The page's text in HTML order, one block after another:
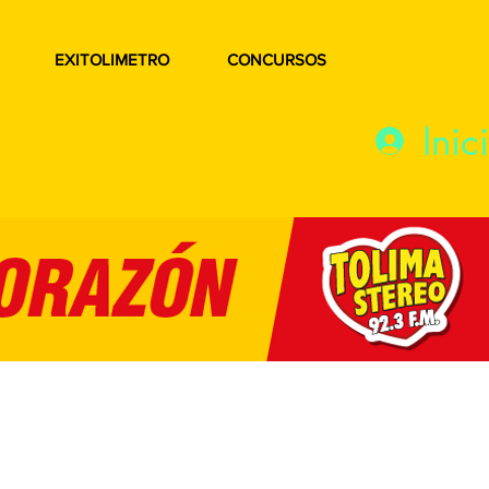
EXITOLIMETRO CONCURSOS